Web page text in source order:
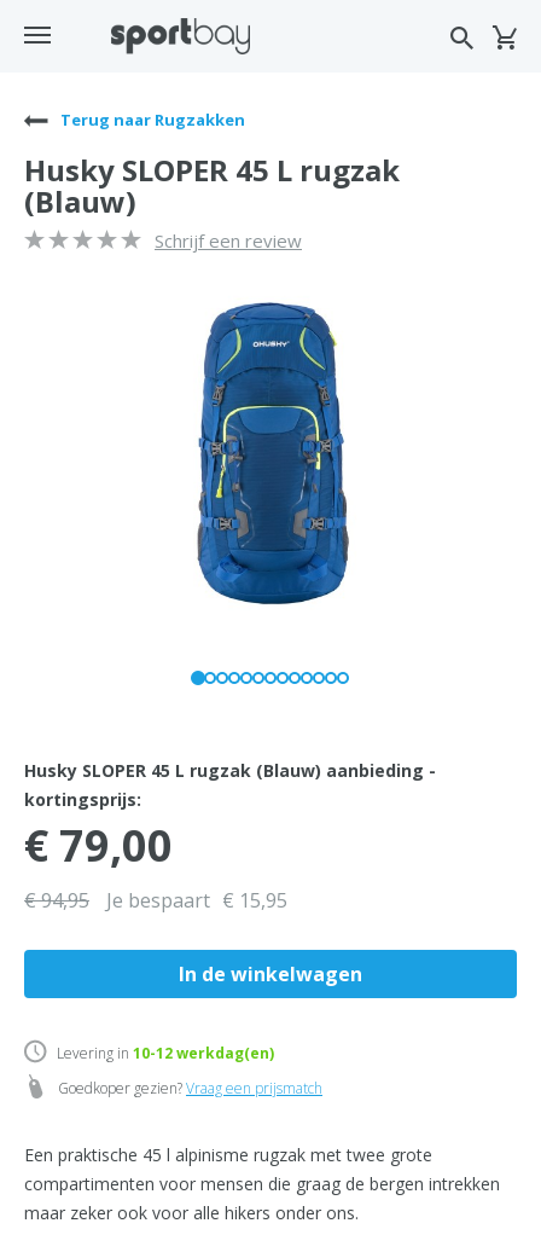
Terug naar Rugzakken
Husky SLOPER 45 L rugzak
(Blauw)
Schrijf een review
Husky SLOPER 45 L rugzak (Blauw) aanbieding -
kortingsprijs:
€ 79,00
€ 94,95 Je bespaart € 15,95
Levering in 10-12werkdag(en)
Goedkoper gezien?Vraag een prijsmatch
Een praktische 45 l alpinisme rugzak met twee grote
compartimenten voor mensen die graag de bergen intrekken
maar zeker ook voor alle hikers onder ons.